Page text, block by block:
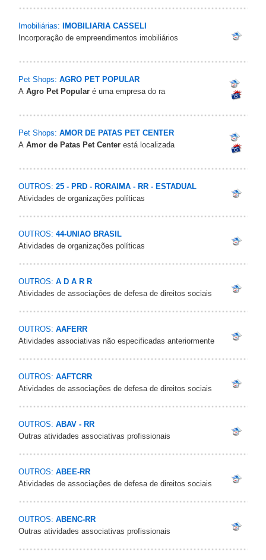
Imobiliárias:
IMOBILIARIA CASSELI
Incorporação de empreendimentos imobiliários
Pet Shops: AGRO PET POPULAR
A Agro Pet Popular é uma empresa do ra
Pet Shops: AMOR DE PATAS PET CENTER
A Amor de Patas Pet Center está localizada
OUTROS: 25 - PRD - RORAIMA - RR - ESTADUAL
Atividades de organizações políticas
OUTROS: 44-UNIAO BRASIL
Atividades de organizações políticas
OUTROS: A D A R R
Atividades de associações de defesa de direitos sociais
OUTROS: AAFERR
Atividades associativas não especificadas anteriormente
OUTROS: AAFTCRR
Atividades de associações de defesa de direitos sociais
OUTROS: ABAV - RR
Outras atividades associativas profissionais
OUTROS: ABEE-RR
Atividades de associações de defesa de direitos sociais
OUTROS: ABENC-RR
Outras atividades associativas profissionais